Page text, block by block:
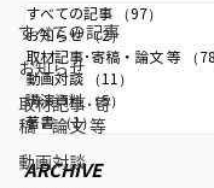
すべての記事
お知らせ
取材記事･寄
稿・論文 等
動画対談
4月27日 読了時間: 1分
取材記事･寄稿・論文 等
金融ファクシミリ
本の国家戦略」
すべての記事 （97）
お知らせ （2）
取材記事･寄稿・論文 等
（
動画対談
（11）
講演資料 （5）
著書 （1）1件の記事
ARCHIVE